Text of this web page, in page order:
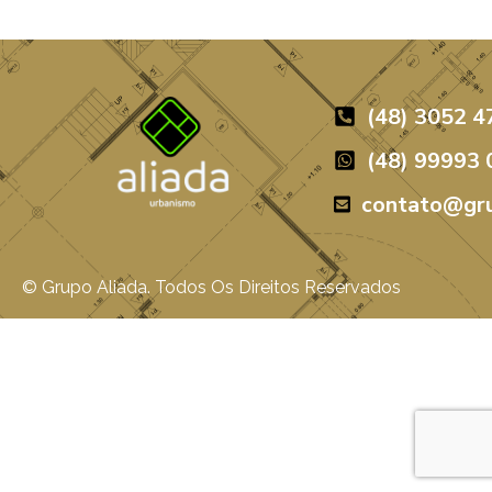
(48) 3052
(48) 99993
© Grupo Aliada. Todos Os Direitos Reservados